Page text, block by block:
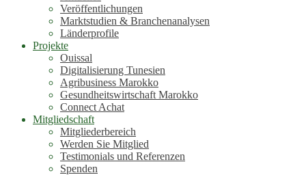
Veröffentlichungen
Marktstudien & Branchenanalysen
Länderprofile
Projekte
Ouissal
Digitalisierung Tunesien
Agribusiness Marokko
Gesundheitswirtschaft Marokko
Connect Achat
Mitgliedschaft
Mitgliederbereich
Werden Sie Mitglied
Testimonials und Referenzen
Spenden